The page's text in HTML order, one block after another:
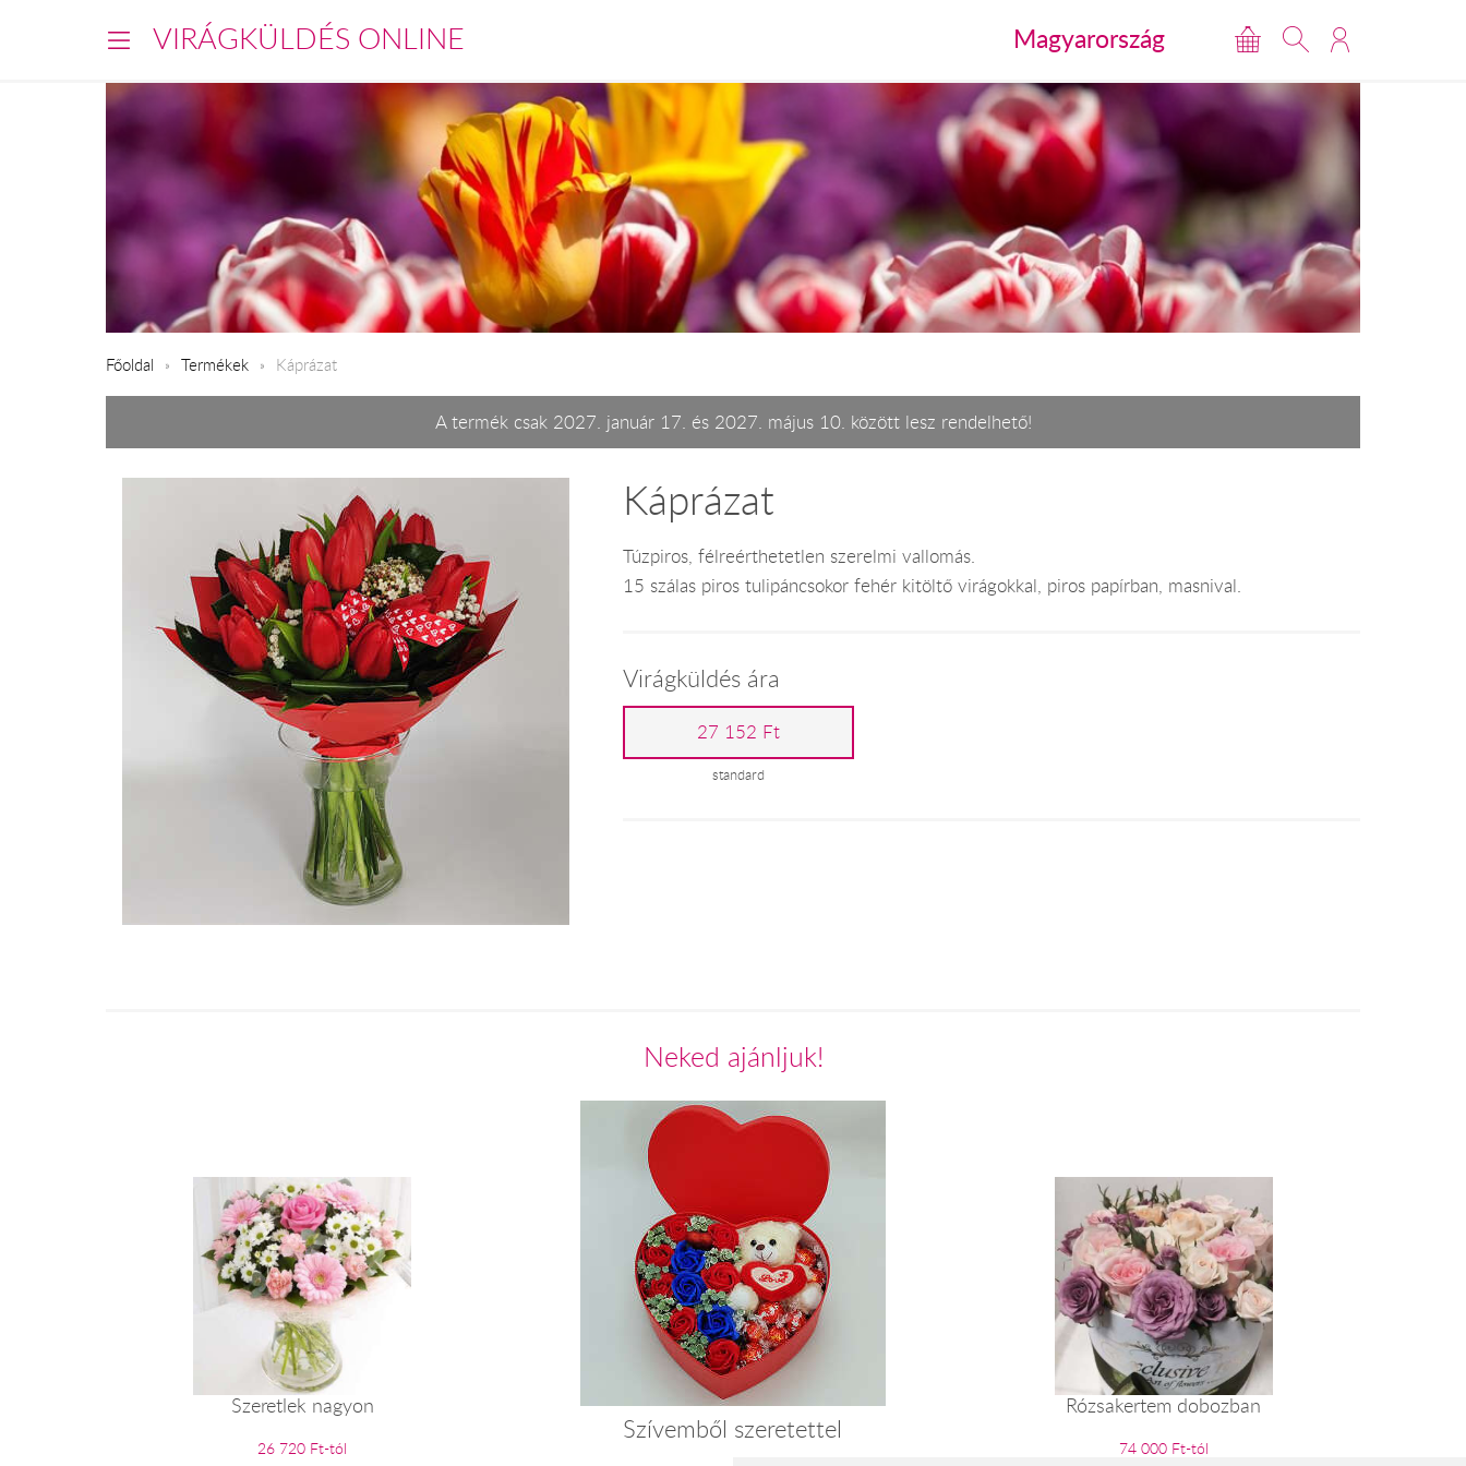
VIRÁGKÜLDÉS ONLINE Magyarország
Főoldal Termékek Káprázat
A termék csak 2027. január 17. és 2027. május 10. között lesz rendelhető!
Káprázat
Túzpiros, félreérthetetlen szerelmi vallomás.
15 szálas piros tulipáncsokor fehér kitöltő virágokkal, piros papírban, masnival.
Virágküldés ára
27 152 Ft
standard
Neked ajánljuk!
Szeretlek nagyon
26 720 Ft-tól
Szívemből szeretettel
Rózsakertem dobozban
74 000 Ft-tól